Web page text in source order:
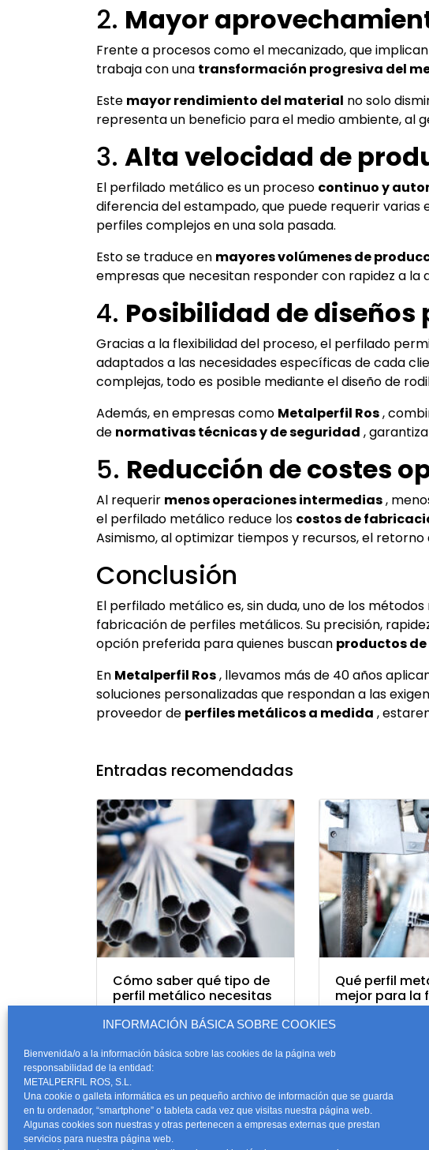
INFORMACIÓN BÁSICA SOBRE COOKIES
Bienvenida/o a la información básica sobre las cookies de la página web
responsabilidad de la entidad:
METALPERFIL ROS, S.L.
Una cookie o galleta informática es un pequeño archivo de información que se guarda
en tu ordenador, “smartphone” o tableta cada vez que visitas nuestra página web.
Algunas cookies son nuestras y otras pertenecen a empresas externas que prestan
servicios para nuestra página web.
2. Mayor
Frente a procesos como el mecanizado, que
trabaja con una transformación progresiva del
Este mayor rendimiento del material no solo
representa un beneficio para el medio ambiente, al
3. Alta velocidad de
El perfilado metálico es un proceso continuo y
diferencia del estampado, que puede requerir
perfiles complejos en una sola pasada.
Esto se traduce en mayores volúmenes de
empresas que necesitan responder con rapidez a la
4. Posibilidad de
Gracias a la flexibilidad del proceso, el perfilado
adaptados a las necesidades específicas de cada
complejas, todo es posible mediante el diseño de
Además, en empresas como Metalperfil Ros,
de normativas técnicas y de seguridad ,
5. Reducción de costes
Al requerir menos operaciones intermedias,
el perfilado metálico reduce los costos de
Asimismo, al optimizar tiempos y recursos, el
Conclusión
El perfilado metálico es, sin duda, uno de los métodos
fabricación de perfiles metálicos. Su precisión,
opción preferida para quienes buscan productos
En Metalperfil Ros, llevamos más de 40 años
soluciones personalizadas que respondan a las
proveedor de perfiles metálicos a medida ,
Entradas recomendadas
Cómo saber qué tipo de
perfil metálico necesitas
para tu proyecto
Qué perfil
mejor para la
de
CONTACTO
Teléfono: 968 57 72 22